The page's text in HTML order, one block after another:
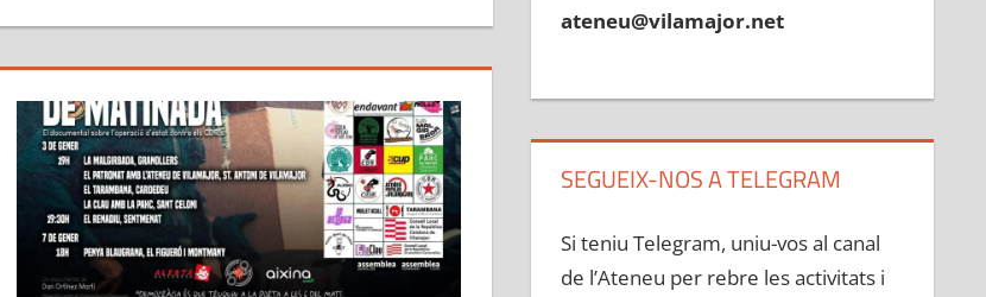
ateneu@vilamajor.net
SEGUEIX-NOS A TELEGRAM
Si teniu Telegram, uniu-vos al canal
de l’Ateneu per rebre les activitats i